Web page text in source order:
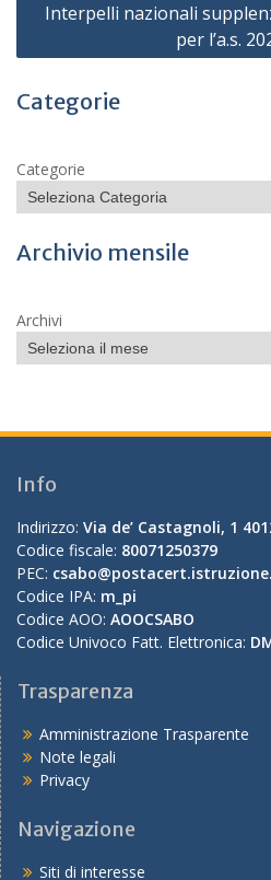
Interpelli nazionali
per l’a.s.
Categorie
Categorie
Archivio mensile
Archivi
Info
Indirizzo: Via de’ Castagnoli, 1
Codice fiscale: 80071250379
PEC:
Codice IPA: m_pi
Codice AOO: AOOCSABO
Codice Univoco Fatt. Elettronica:
Trasparenza
Amministrazione Trasparente
Note legali
Privacy
Navigazione
Siti di interesse